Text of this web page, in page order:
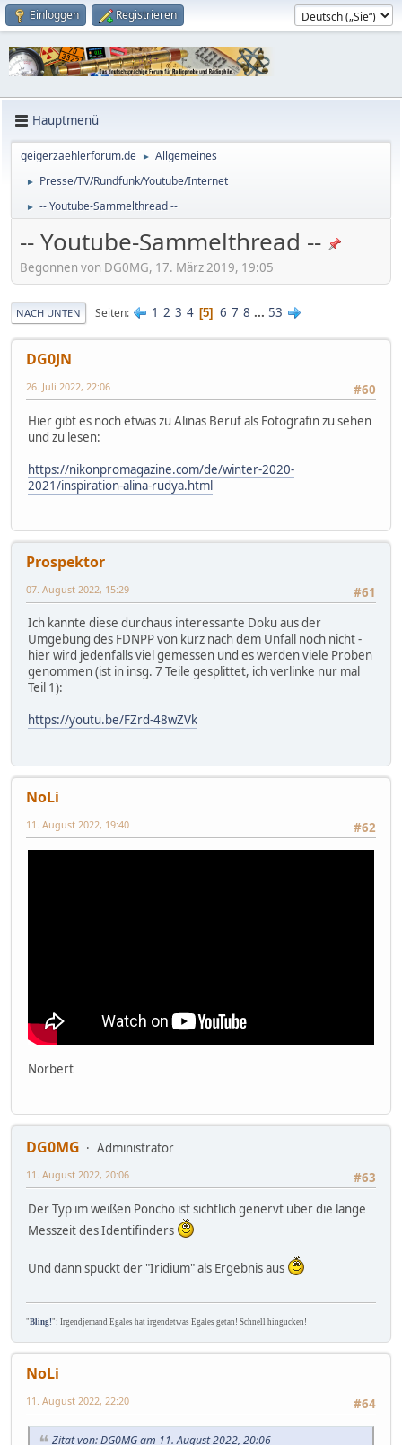
Einloggen Registrieren
Hauptmenü
geigerzaehlerforum.de ► Allgemeines
► Presse/TV/Rundfunk/Youtube/Internet
► -- Youtube-Sammelthread --
-- Youtube-Sammelthread --
Begonnen von DG0MG, 17. März 2019, 19:05
NACH UNTEN Seiten 1 2 3 4 5 6 7 8 ... 53
DG0JN
#60
26. Juli 2022, 22:06
Hier gibt es noch etwas zu Alinas Beruf als Fotografin zu sehen
und zu lesen:
https://nikonpromagazine.com/de/winter-2020-
2021/inspiration-alina-rudya.html
Prospektor
#61
07. August 2022, 15:29
Ich kannte diese durchaus interessante Doku aus der
Umgebung des FDNPP von kurz nach dem Unfall noch nicht -
hier wird jedenfalls viel gemessen und es werden viele Proben
genommen (ist in insg. 7 Teile gesplittet, ich verlinke nur mal
Teil 1):
https://youtu.be/FZrd-48wZVk
NoLi
#62
11. August 2022, 19:40
Norbert
DG0MG
Administrator
#63
11. August 2022, 20:06
Der Typ im weißen Poncho ist sichtlich genervt über die lange
Messzeit des Identifinders
Und dann spuckt der "Iridium" als Ergebnis aus
"Bling!": Irgendjemand Egales hat irgendetwas Egales getan! Schnell hingucken!
NoLi
#64
11. August 2022, 22:20
Zitat von: DG0MG am 11. August 2022, 20:06